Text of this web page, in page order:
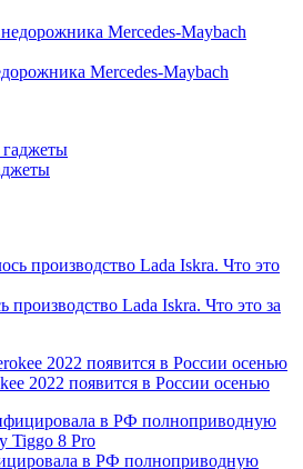
Mercedes-Maybach
Lada Iskra. Что это за
2022 появится в России осенью
в РФ полноприводную